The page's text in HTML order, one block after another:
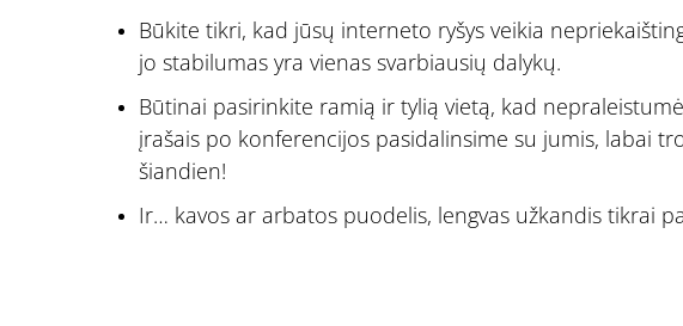
Būkite tikri, kad jūsų interneto ryšys veikia
jo stabilumas yra vienas svarbiausių dalykų.
Būtinai pasirinkite ramią ir tylią vietą, kad
įrašais po konferencijos pasidalinsime su jumis, labai
šiandien!
Ir… kavos ar arbatos puodelis, lengvas užkandis tikrai